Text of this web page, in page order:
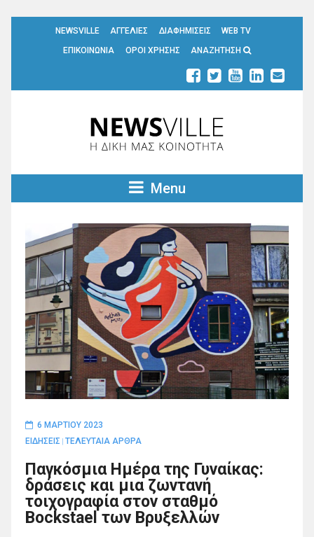
NEWSVILLE ΑΓΓΕΛΙΕΣ ΔΙΑΦΗΜΙΣΕΙΣ
WEB TV
ΕΠΙΚΟΙΝΩΝΙΑ
ΟΡΟΙ ΧΡΗΣΗΣ ΑΝΑΖΗΤΗΣΗ
Menu
6 ΜΑΡΤΊΟΥ 2023
ΕΙΔΗΣΕΙΣ ΤΕΛΕΥΤΑΙΑ ΑΡΘΡΑ
Παγκόσμια Ημέρα της Γυναίκας:
δράσεις και μια ζωντανή
τοιχογραφία στον σταθμό
Bockstael των Βρυξελλών